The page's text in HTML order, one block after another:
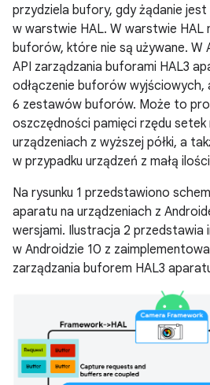
przydziela bufory, gdy żądanie
w warstwie HAL. W warstwie
buforów, które nie są używane. W
API zarządzania buforami HAL3
odłączenie buforów wyjściowych,
6 zestawów buforów. Może to
oszczędności pamięci rzędu
urządzeniach z wyższej półki, a
w przypadku urządzeń z małą
Na rysunku 1 przedstawiono
aparatu na urządzeniach z
wersjami. Ilustracja 2 przedstawia
w Androidzie 10 z
zarządzania buforem HAL3